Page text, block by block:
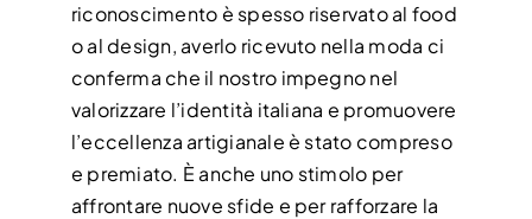
riconoscimento è spesso riservato al food
o al design, averlo ricevuto nella moda ci
conferma che il nostro impegno nel
valorizzare l’identità italiana e promuovere
l’eccellenza artigianale è stato compreso
e premiato. È anche uno stimolo per
affrontare nuove sfide e per rafforzare la